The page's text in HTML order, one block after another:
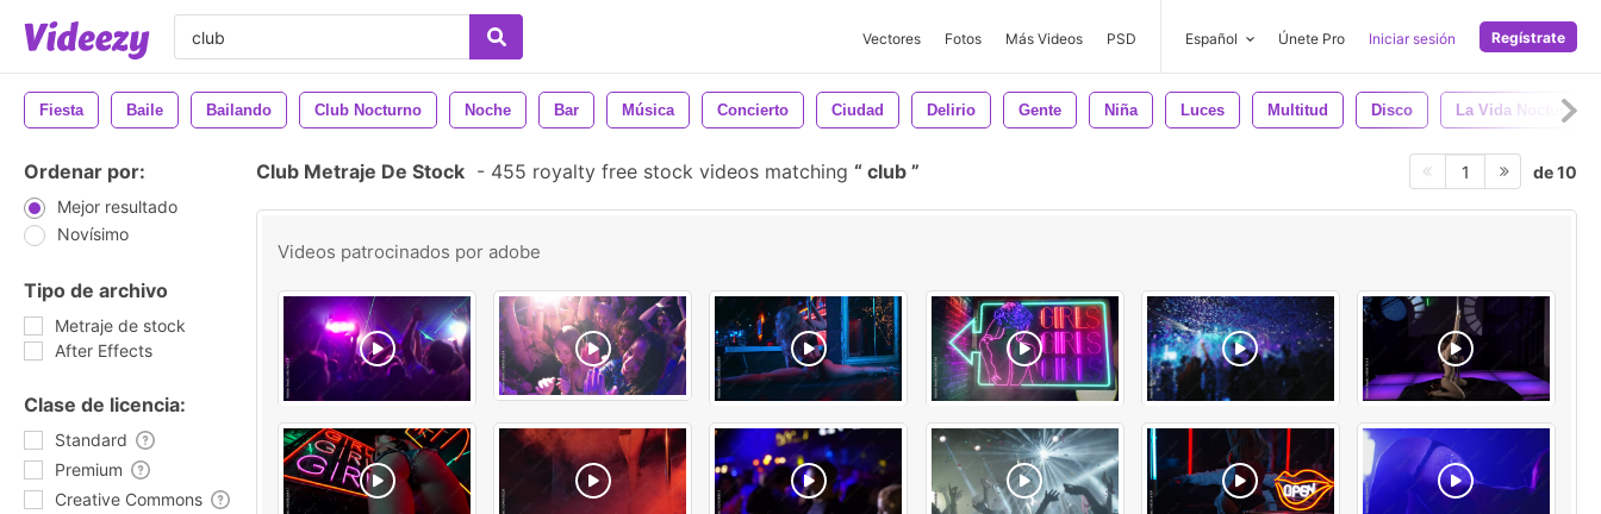
Vectores Fotos Más Videos PSD Español Únete Pro Iniciar sesión Regístrate
Fiesta Baile Bailando Club Nocturno Noche Bar Música Concierto Ciudad Delirio Gente Niña Luces Multitud Disco La Vida Nocturna
Ordenar por:
Mejor resultado
Novísimo
Tipo de archivo
Metraje de stock
After Effects
Clase de licencia:
Standard
Premium
Creative Commons
Club Metraje De Stock - 455 royalty free stock videos matching club 1 de 10
Videos patrocinados por adobe